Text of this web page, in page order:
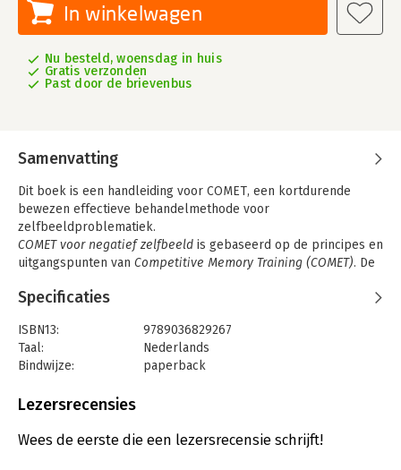
In winkelwagen
Nu besteld, woensdag in huis
Gratis verzonden
Past door de brievenbus
Samenvatting
Dit boek is een handleiding voor COMET, een kortdurende
bewezen effectieve behandelmethode voor
zelfbeeldproblematiek.
COMET voor negatief zelfbeeld is gebaseerd op de principes en
uitgangspunten van Competitive Memory Training (COMET). De
probleemgebieden, waaronder negatief zelfbeeld. COMET kan
diverse andere problemen, zoals stemmingsproblemen,
psychose, autisme, eetstoornissen,
persoonlijkheidsproblematiek, of een angststoornis.
voor negatief zelfbeeld
therapie, daarnaast kan het ook voor behandeling in groepen
Specificaties
ISBN13:
9789036829267
Taal:
Nederlands
Bindwijze:
paperback
Uitgever:
Verschijningsdatum:
12-5-2023
Lezersrecensies
Wees de eerste die een lezersrecensie schrijft!